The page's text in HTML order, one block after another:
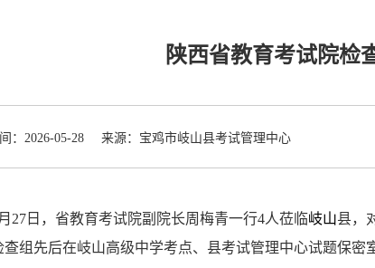
陕西省教育考试院检
：2026-05-28 来源：宝鸡市岐山县考试管理中心
月 27 日，省教育考试院副院长周梅青一行4人莅临岐山县，
查组先后在岐山高级中学考点、县考试管理中心试题保